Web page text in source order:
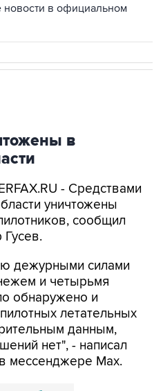
в
- Средствами
сообщил
дежурными силами
обнаружено и
летательных
данным,
нет", - написал
мессенджере Max.
область